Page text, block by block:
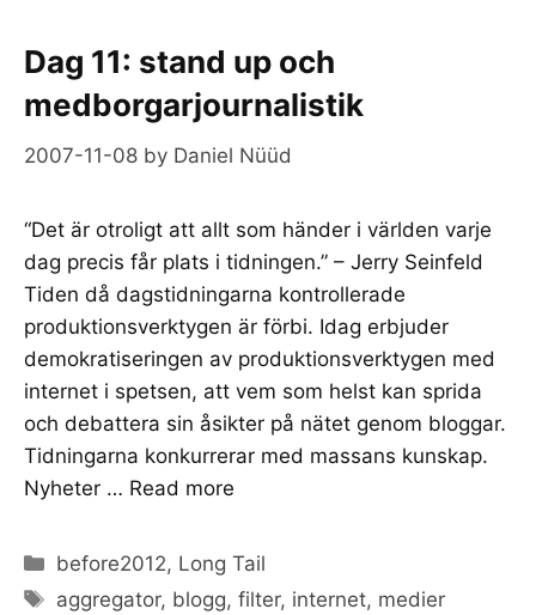
Dag 11: stand up och
medborgarjournalistik
2007-11-08 by Daniel Nüüd
“Det är otroligt att allt som händer i världen varje
dag precis får plats i tidningen.” – Jerry Seinfeld
Tiden då dagstidningarna kontrollerade
produktionsverktygen är förbi. Idag erbjuder
demokratiseringen av produktionsverktygen med
internet i spetsen, att vem som helst kan sprida
och debattera sin åsikter på nätet genom bloggar.
Tidningarna konkurrerar med massans kunskap.
Nyheter … Read more
Categories
before2012, Long Tail
Tags
aggregator, blogg,filter, internet, medier